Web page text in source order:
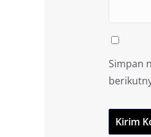
Simpan